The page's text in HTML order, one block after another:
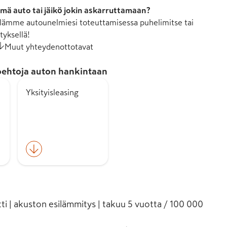
auto tai jäikö jokin askarruttamaan?
autounelmiesi toteuttamisessa puhelimitse tai
Muut yhteydenottotavat
auton hankintaan
Yksityisleasing
| akuston esilämmitys | takuu 5 vuotta / 100 000